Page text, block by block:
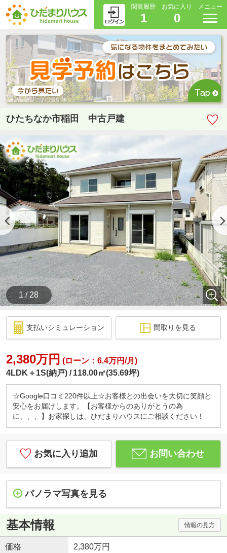
閲覧履歴
1
お気に入り
0
メニュー
ひたちなか市稲田 中古戸建
1 / 28
支払いシミュレーション 間取りを見る
2,380万円 (ローン：6.4万円/月)
4LDK＋1S(納戸)
118.00㎡(35.69坪)
☆Google口コミ220件以上☆お客様との出会いを大切に笑顔と
安心をお届けします。【お客様からのありがとうの為
に、、、】お家探しは、ひだまりハウスにご相談ください！
お気に入り追加 お問い合わせ
パノラマ写真を見る
基本情報 情報の見方
価格 2,380万円